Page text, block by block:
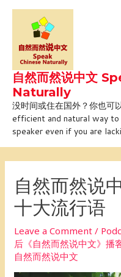
Skip
content
自然而然说中文
Naturally
没时间或住在国外？你也可
efficient and natural way to
speaker even if you are
自然而然说
十大流行语
Leave a Comment /
后《自然而然说中文》播
自然而然说中文